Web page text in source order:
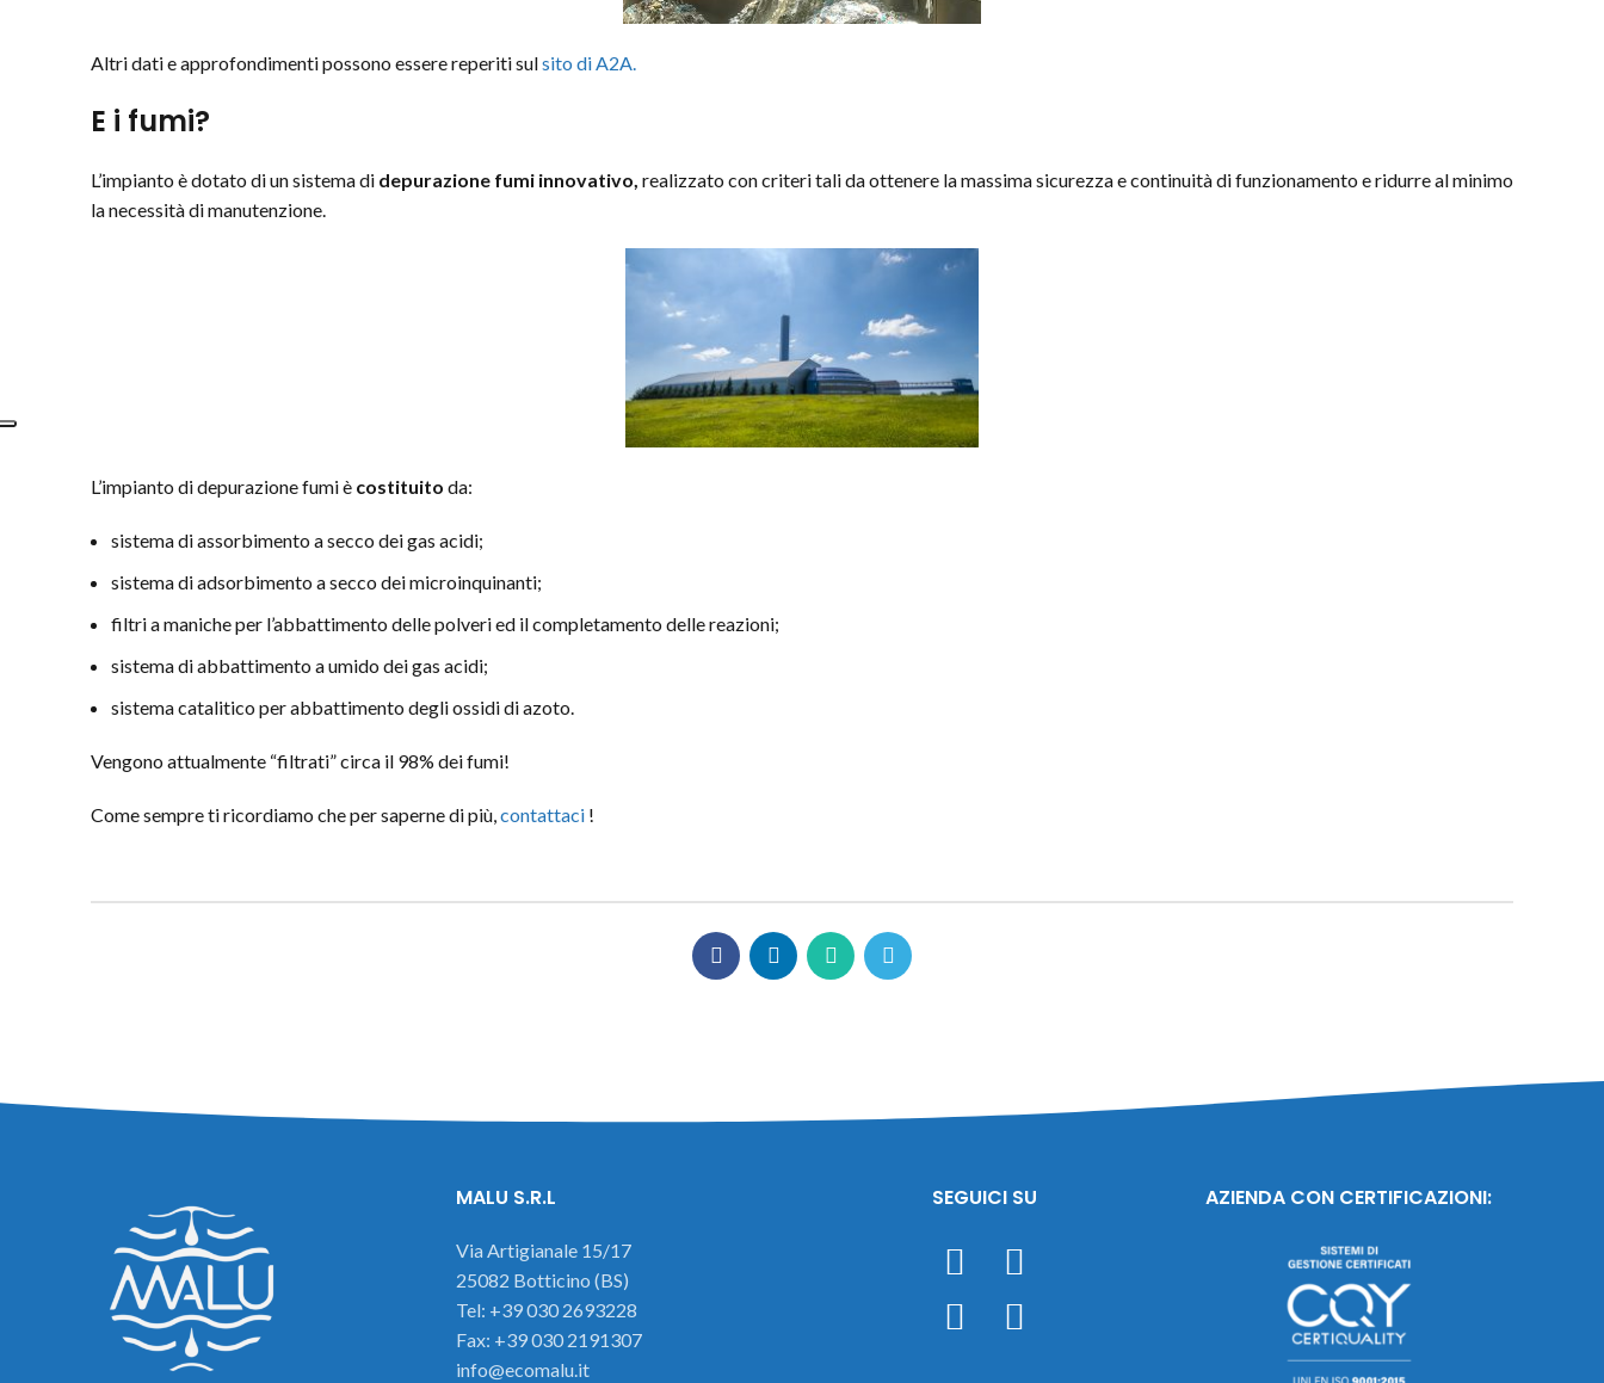
Altri dati e approfondimenti possono essere reperiti sulsito di A2A.
E i fumi?
L’impianto è dotato di un sistema di depurazione fumi innovativo, realizzato con criteri tali da ottenere la massima sicurezza e continuità di funzionamento e ridurre al minimo
la necessità di manutenzione.
L’impianto di depurazione fumi è costituito da:
sistema di assorbimento a secco dei gas acidi;
sistema di adsorbimento a secco dei microinquinanti;
filtri a maniche per l’abbattimento delle polveri ed il completamento delle reazioni;
sistema di abbattimento a umido dei gas acidi;
sistema catalitico per abbattimento degli ossidi di azoto.
Vengono attualmente “filtrati” circa il 98% dei fumi!
Come sempre ti ricordiamo che per saperne di più, contattaci !
MALU S.R.L
Via Artigianale 15/17
25082 Botticino (BS)
Tel: +39 030 2693228
Fax: +39 030 2191307
info@ecomalu.it
SEGUICI SU AZIENDA CON CERTIFICAZIONI: